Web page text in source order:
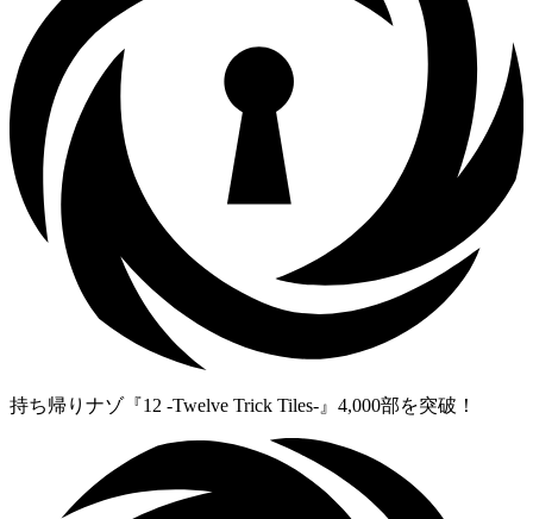
持ち帰りナゾ『12 -Twelve Trick Tiles-』4,000部を突破！